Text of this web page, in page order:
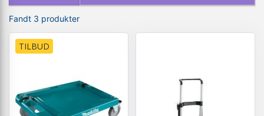
Fandt 3 produkter
TILBUD